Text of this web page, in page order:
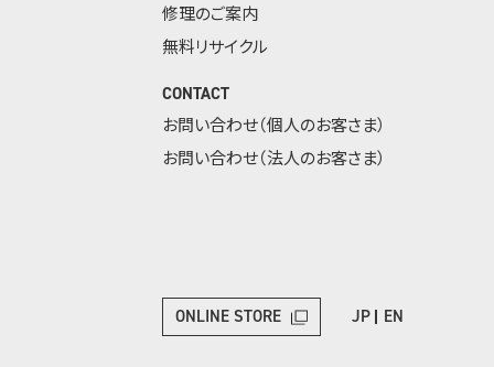
修理のご案内
無料リサイクル
CONTACT
お問い合わせ（個人のお客さま）
お問い合わせ（法人のお客さま）
ONLINE STORE JP EN